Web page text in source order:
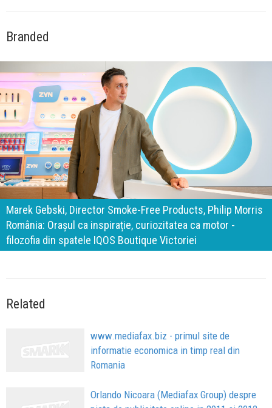
Branded
140 de ani de Mercedes-Benz. Ramona Pîrlog: Cel mai
important „test al timpului” este să inovăm constant, dar
cu aceeași responsabilitate față de oameni, siguranță și
calitate
Related
www.mediafax.biz - primul site de
informatie economica in timp real din
Romania
Orlando Nicoara (Mediafax Group) despre